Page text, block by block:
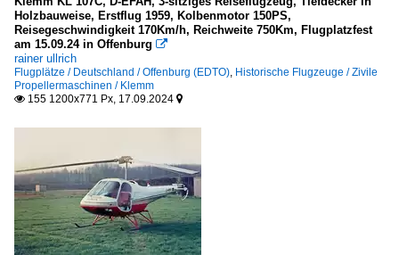
Sonstiges
Sonstiges
Kleinflugzeuge
Cessna, 182 (Skylane)
Extra Aircraft, 330
Militär
Holzbauweise, Erstflug 1959, Kolbenmotor 150PS,
Reisegeschwindigkeit 170Km/h, Reichweite 750Km, Flugplatzfest
am 15.09.24 in Offenburg 
rainer ullrich
Flugplätze / Deutschland / Offenburg (EDTO), Historische Flugzeuge / Zivile
Propellermaschinen / Klemm
 155 1200x771 Px, 17.09.2024 